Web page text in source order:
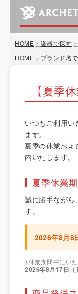
HOME 楽器で探す
HOME
ブランド名
【夏季
いつもご利用い
ます。
夏季の休業およ
内いたします。
夏季休業
誠に勝手ながら
す。
2026年8月8
※休業期間中にい
2026年8月17日（